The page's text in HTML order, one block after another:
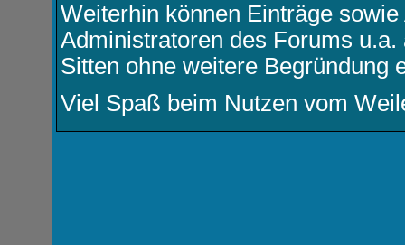
Weiterhin können Einträge
Administratoren des Forums
Sitten ohne weitere Begründung
Viel Spaß beim Nutzen vom